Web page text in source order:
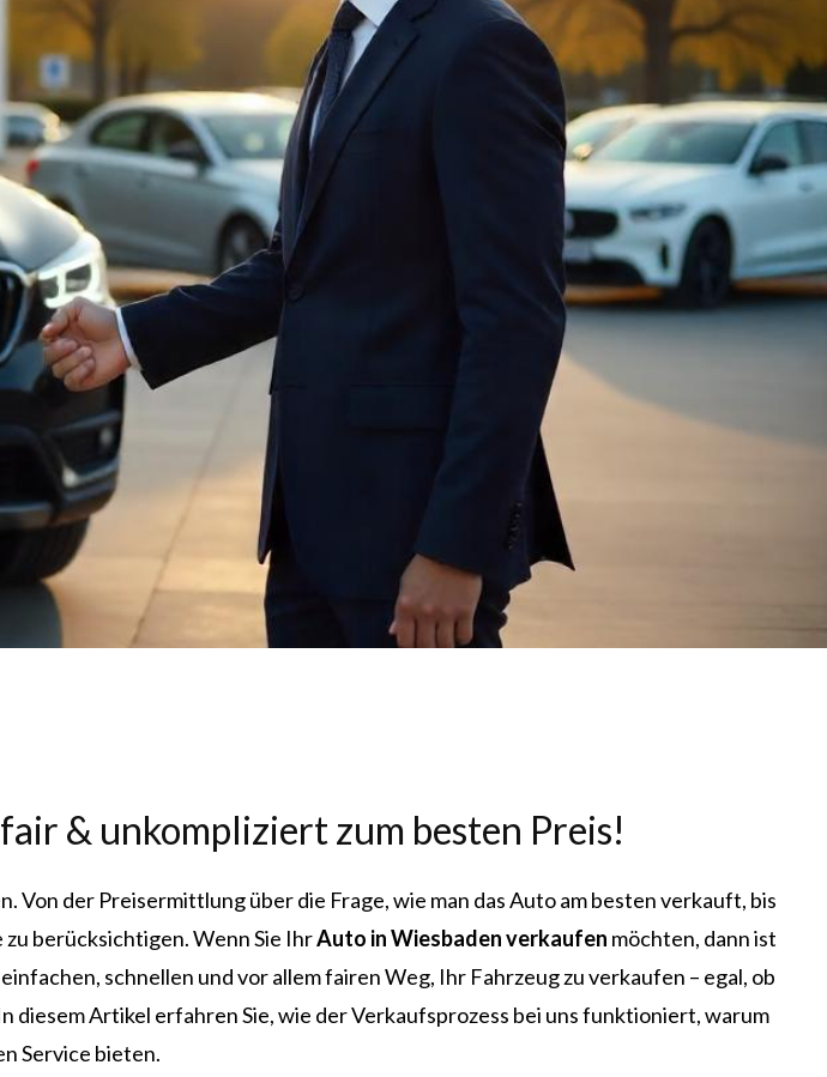
& unkompliziert zum besten Preis!
der Preisermittlung über die Frage, wie man das Auto am besten verkauft, bis
berücksichtigen. Wenn Sie IhrAuto in Wiesbaden verkaufen möchten, dann ist
schnellen und vor allem fairen Weg, Ihr Fahrzeug zu verkaufen – egal, ob
diesem Artikel erfahren Sie, wie der Verkaufsprozess bei uns funktioniert, warum
Service bieten.